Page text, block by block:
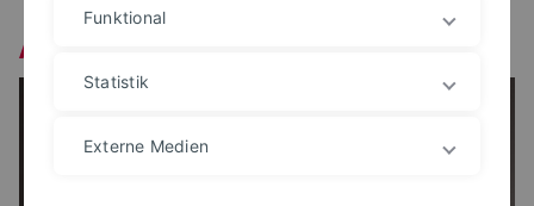
Aquatische Ökologie
Funktional
Statistik
Externe Medien